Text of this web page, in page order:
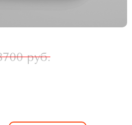
руб.